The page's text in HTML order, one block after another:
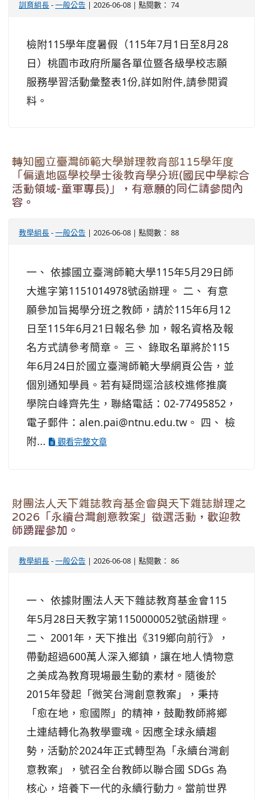
訓育組長-一般公告 | 2026-06-08 | 點閱數： 74
檢附115學年度暑假（115年7月1日至8月28
日）桃園市政府所屬各單位暨各級學校志願
服務學習活動彙整表1份,詳如附件,請參閱資
料。
轉知國立臺灣師範大學辦理教育部115學年度
「偏遠地區學校學士後教育學分班(國民中學綜合
活動領域-童軍專長)」，有意願的同仁請參閱內
容。
教學組長-一般公告 | 2026-06-08 | 點閱數： 88
一、 依據國立臺灣師範大學115年5月29日師
大進字第1151014978號函辦理。 二、 有意
願參加旨揭學分班之教師，請於115年6月12
日至115年6月21日報名參 加，報名資格及報
名方式請參考簡章。 三、 錄取名單將於115
年6月24日於國立臺灣師範大學網頁公告，並
個別通知學員。若有疑問逕洽該校進修推廣
學院白峰齊先生，聯絡電話：02-77495852，
電子郵件：alen.pai@ntnu.edu.tw。 四、 檢
附...
觀看完整文章
財團法人天下雜誌教育基金會與天下雜誌辦理之
2026「永續台灣創意教案」徵選活動，歡迎教
師踴躍參加。
教學組長-一般公告 | 2026-06-08 | 點閱數： 86
一、 依據財團法人天下雜誌教育基金會115
年5月28日天教字第1150000052號函辦理。
二、 2001年，天下推出《319鄉向前行》，
帶動超過600萬人深入鄉鎮，讓在地人情物意
之美成為教育現場最生動的素材。隨後於
2015年發起「微笑台灣創意教案」，秉持
「愈在地，愈國際」的精神，鼓勵教師將鄉
土連結轉化為教學靈魂。因應全球永續趨
勢，活動於2024年正式轉型為「永續台灣創
意教案」，號召全台教師以聯合國 SDGs 為
核心，培養下一代的永續行動力。當前世界